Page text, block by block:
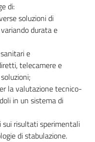
di:
soluzioni di
durata e
e
telecamere e
la valutazione tecnico-
in un sistema di
sui risultati sperimentali
di stabulazione.